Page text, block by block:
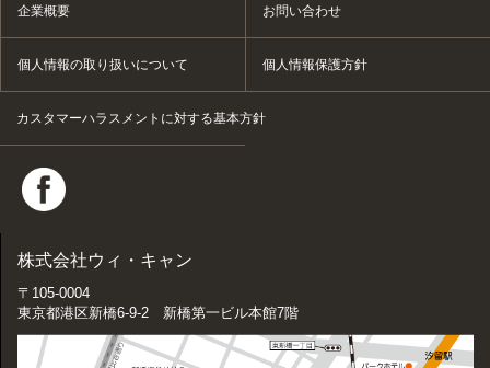
企業概要 お問い合わせ
個人情報の取り扱いについて 個人情報保護方針
カスタマーハラスメントに対する基本方針
株式会社ウィ・キャン
〒105-0004
東京都港区新橋6-9-2 新橋第一ビル本館7階